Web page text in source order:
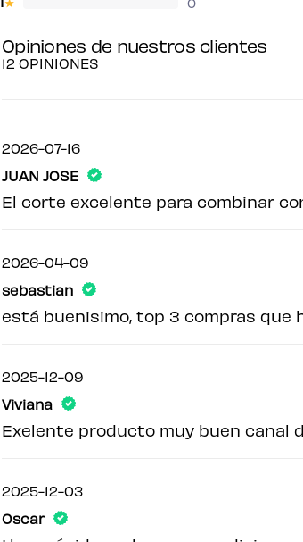
Opiniones de nuestros clientes
12 OPINIONES
2026-07-16
JUAN JOSE
El corte excelente para combinar
2026-04-09
sebastian
está buenisimo, top 3 compras que
2025-12-09
Viviana
Exelente producto muy buen canal
2025-12-03
Oscar